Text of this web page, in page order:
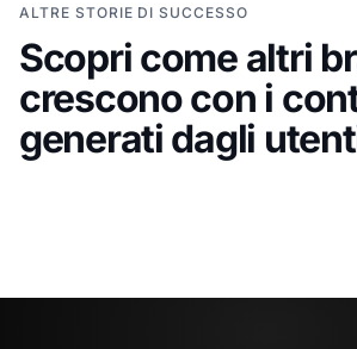
ALTRE STORIE DI SUCCESSO
Scopri come altri
crescono con i
generati dagli
Grace Loves Lace
Portare le storie dei
percorso di acquisto per
spose